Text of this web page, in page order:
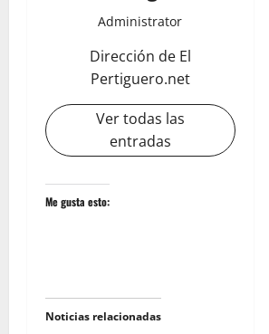
Administrator
Dirección de El
Pertiguero.net
Ver todas las
entradas
Me gusta esto:
Noticias relacionadas